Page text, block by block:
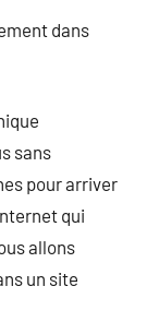
dans
sans
pour arriver
qui
allons
un site